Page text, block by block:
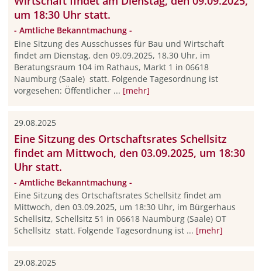
um 18:30 Uhr statt.
- Amtliche Bekanntmachung -
Eine Sitzung des Ausschusses für Bau und Wirtschaft
findet am Dienstag, den 09.09.2025, 18.30 Uhr, im
Beratungsraum 104 im Rathaus, Markt 1 in 06618
Naumburg (Saale) statt. Folgende Tagesordnung ist
vorgesehen: Öffentlicher ... [mehr]
29.08.2025
Eine Sitzung des Ortschaftsrates Schellsitz
findet am Mittwoch, den 03.09.2025, um 18:30
Uhr statt.
- Amtliche Bekanntmachung -
Eine Sitzung des Ortschaftsrates Schellsitz findet am
Mittwoch, den 03.09.2025, um 18:30 Uhr, im Bürgerhaus
Schellsitz, Schellsitz 51 in 06618 Naumburg (Saale) OT
Schellsitz statt. Folgende Tagesordnung ist ... [mehr]
29.08.2025